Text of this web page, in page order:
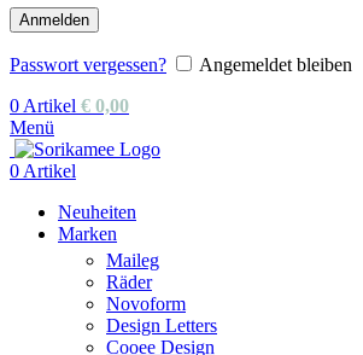
Anmelden
Passwort vergessen?
Angemeldet bleiben
0 Artikel € 0,00
Menü
0 Artikel
Neuheiten
Marken
Maileg
Räder
Novoform
Design Letters
Cooee Design